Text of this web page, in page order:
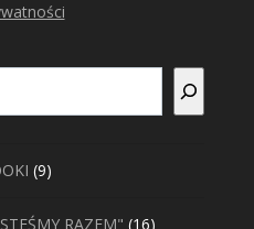
99
RAZEM" 1616